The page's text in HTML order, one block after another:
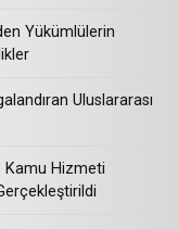
Yükümlülerin
Uluslararası
Kamu Hizmeti